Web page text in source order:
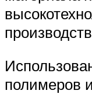
полимеров